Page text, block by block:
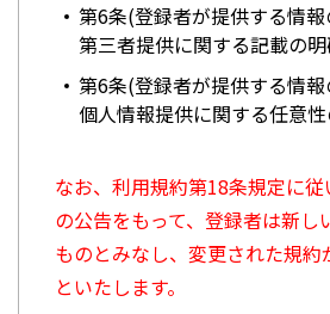
第6条(登録者が提供する情
第三者提供に関する記載の
第6条(登録者が提供する情
個人情報提供に関する任意
なお、利用規約第18条規定に
の公告をもって、登録者は新し
ものとみなし、変更された規約
といたします。